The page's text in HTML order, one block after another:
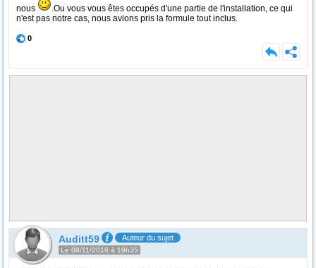
nous
.Ou vous vous êtes occupés d'une partie de l'installation, ce qui
n'est pas notre cas, nous avions pris la formule tout inclus.
0
Auditt59 Auteur du sujet
Le 08/11/2016 à 19h35